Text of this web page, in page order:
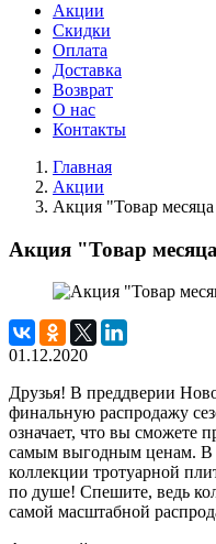
Акции
Скидки
Оплата
Доставка
Возврат
О нас
Контакты
Главная
Акции
Акция "Товар
Акция "Товар
01.12.2020
Друзья! В преддверии
финальную распродажу
означает, что вы сможете
самым выгодным ценам. В
коллекции тротуарной
по душе! Спешите, ведь
самой масштабной